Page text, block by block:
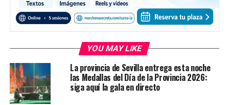
YOU MAY LIKE
La provincia de Sevilla entrega esta noche
las Medallas del Día de la Provincia 2026:
siga aquí la gala en directo